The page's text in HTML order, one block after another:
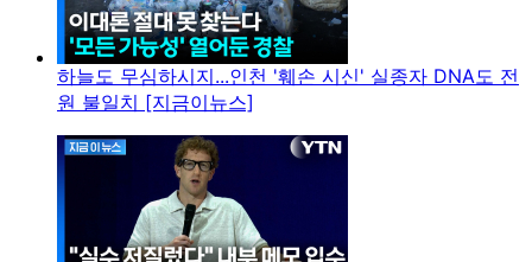
하늘도 무심하시지...인천 '훼손 시신' 실종자 DNA도 전
원 불일치 [지금이뉴스]